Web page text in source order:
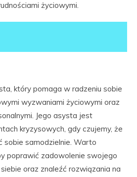
życiowymi.
który pomaga w radzeniu sobie
wyzwaniami życiowymi oraz
Jego asysta jest
kryzysowych, gdy czujemy, że
sobie samodzielnie. Warto
poprawić zadowolenie swojego
oraz znaleźć rozwiązania na